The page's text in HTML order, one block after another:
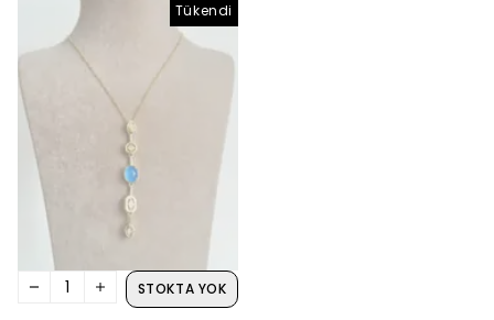
Tükendi
STOKTA YOK